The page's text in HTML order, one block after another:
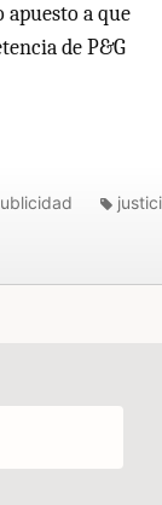
apuesto a que
de P&G